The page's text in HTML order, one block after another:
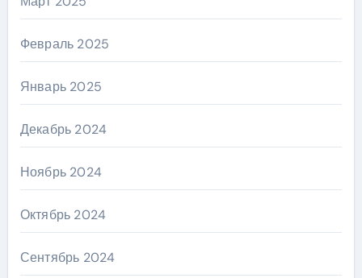
Февраль 2025
Январь 2025
Декабрь 2024
Ноябрь 2024
Октябрь 2024
Сентябрь 2024